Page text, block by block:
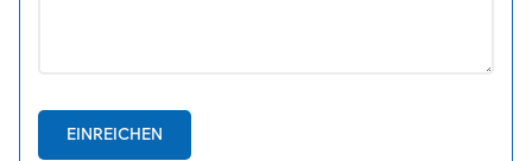
EINREICHEN